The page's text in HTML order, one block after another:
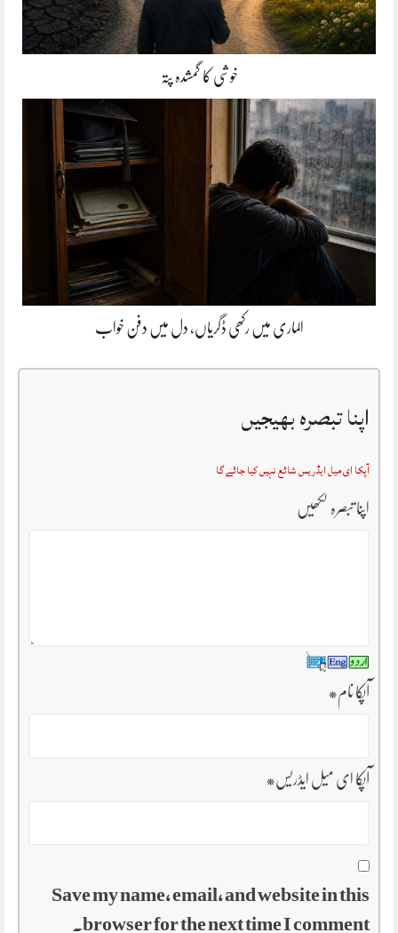
خوشی کا گمشدہ پتہ
الماری میں رکھی ڈگریاں، دل میں دفن خواب
اپنا تبصرہ بھیجیں
آپکا ای میل ایڈریس شائع نہیں کیا جائے گا
اپنا تبصرہ لکھیں
آپکا نام*
آپکا ای میل ایڈریس*
Save my name, email, and website in this
browser for the next time I comment.